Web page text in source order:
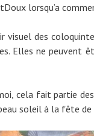
lorsqu’a
visuel des
Elles ne peuvent
cela fait partie
soleil à la fête de